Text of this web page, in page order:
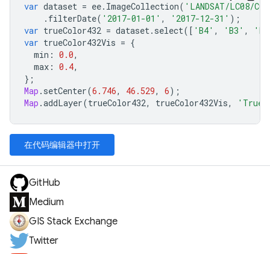
var dataset = ee. ImageCollection( 'LANDSAT/LC08/
. filterDate( '2017-01-01' , '2017-12-31' );
var trueColor432 = dataset. select([ 'B4' , 'B3' ,
var trueColor432Vis = {
min : 0.0,
max : 0.4,
};
Map . setCenter(6.746, 46.529, 6);
Map .addLayer(trueColor432, trueColor432Vis, 'True
在代码编辑器中打开
GitHub
Medium
GIS Stack Exchange
Twitter